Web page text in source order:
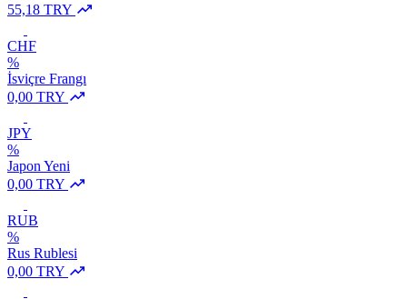
55,18 TRY
CHF
%
İsviçre Frangı
0,00 TRY
JPY
%
Japon Yeni
0,00 TRY
RUB
%
Rus Rublesi
0,00 TRY